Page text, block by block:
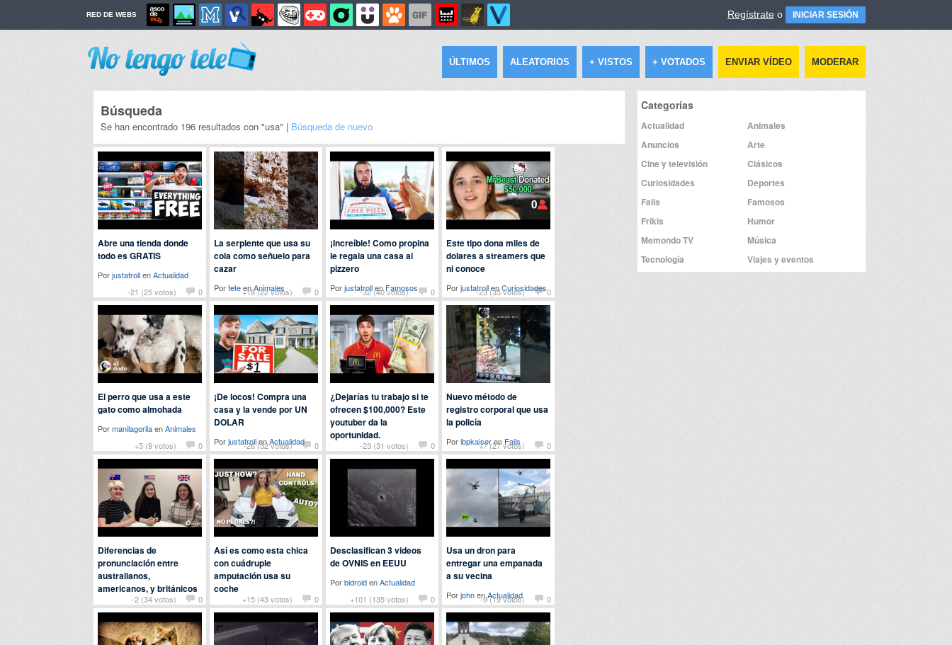
RED DE WEBS Regístrate o INICIAR SESIÓN
ÚLTIMOS ALEATORIOS + VISTOS + VOTADOS ENVIAR VÍDEO MODERAR
Búsqueda
Se han encontrado 196 resultados con "usa" | Búsqueda de nuevo
-21 (25 votos) 0
Abre una tienda donde
todo es GRATIS
PorjustatrollenActualidad
+18 (22 votos)
0
La serpiente que usa su
cola como señuelo para
cazar
PorteteenAnimales -32 (40 votos) 0
¡Increíble! Como propina
le regala una casa al
pizzero
PorjustatrollenFamosos -23 (35 votos) 0
Este tipo dona miles de
dolares a streamers que
ni conoce
PorjustatrollenCuriosidades
+5 (9 votos) 0
El perro que usa a este
gato como almohada
PormanilagorilaenAnimales
-26 (32 votos)
0
¡De locos! Compra una
casa y la vende por UN
DOLAR
PorjustatrollenActualidad -23 (31 votos) 0
¿Dejarías tu trabajo si te
ofrecen $100,000? Este
youtuber da la
oportunidad.
PorjustatrollenCuriosidades
+7 (27 votos) 0
Nuevo método de
registro corporal que usa
la policía
Poribpkaiseren Fails
-2 (34 votos) 0
Diferencias de
pronunciación entre
australianos,
americanos, y británicos
Por rata enCuriosidades
+15 (43 votos) 0
Así es como esta chica
con cuádruple
amputación usa su
coche
Por Alba enCuriosidades
+101 (135 votos) 0
Desclasifican 3 videos
de OVNIS en EEUU
PorbidroidenActualidad
-9 (19 votos)
0
Usa un dron para
entregar una empanada
a su vecina
PorjohnenActualidad
Categorías
Actualidad
Animales
Anuncios
Arte
Cine y televisión
Clásicos
Curiosidades
Deportes
Fails
Famosos
Frikis
Humor
Memondo TV
Música
Tecnología
Viajes y eventos